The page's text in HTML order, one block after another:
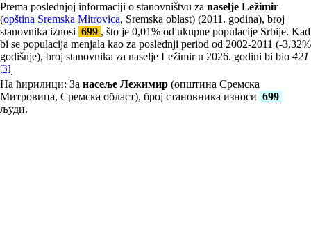
Prema poslednjoj informaciji o stanovništvu za naselje Ležimir
(opština Sremska Mitrovica, Sremska oblast) (2011. godina), broj
stanovnika iznosi 699 , što je 0,01% od ukupne populacije Srbije. Kad
bi se populacija menjala kao za poslednji period od 2002-2011 (-3,32%
godišnje), broj stanovnika za naselje Ležimir u 2026. godini bi bio 421
[3].
На ћирилици: За насеље Лежимир (општина Сремска
Митровица, Сремска област), број становника износи 699
људи.